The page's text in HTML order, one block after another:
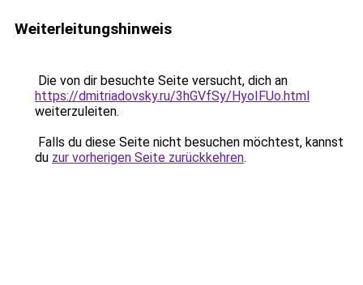
Weiterleitungshinweis
Die von dir besuchte Seite versucht, dich an
https://dmitriadovsky.ru/3hGVfSy/HyoIFUo.html
weiterzuleiten.
Falls du diese Seite nicht besuchen möchtest, kannst
du zur vorherigen Seite zurückkehren.